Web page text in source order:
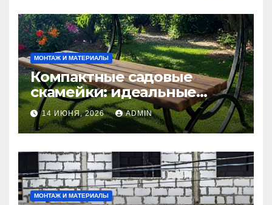
МОНТАЖ И МАТЕРИАЛЫ
Компактные садовые
скамейки: идеальные
решения Madmetal.ru для
маленьких участков
14 ИЮНЯ, 2026 ADMIN
МОНТАЖ И МАТЕРИАЛЫ